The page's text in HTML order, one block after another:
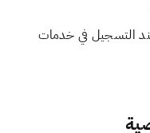
التسجيل في خدمات